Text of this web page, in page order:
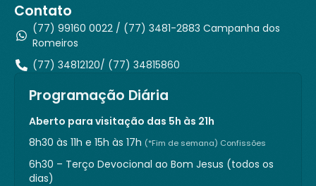
Contato
(77) 99160 0022 / (77) 3481-2883 Campanha dos
Romeiros
(77) 34812120/ (77) 34815860
Programação Diária
Aberto para visitação das 5h às 21h
8h30 às 11h e 15h às 17h (*Fim de semana) Confissões
6h30 – Terço Devocional ao Bom Jesus (todos os
dias)